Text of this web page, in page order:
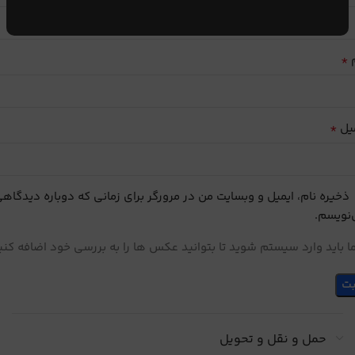
*
*
ذخیره نام، ایمیل و وبسایت من در مرورگر برای زمانی که دوباره
باید وارد سیستم شوید تا بتوانید عکس ها را به بررسی خود اضافه
حمل و نقل و تحویل